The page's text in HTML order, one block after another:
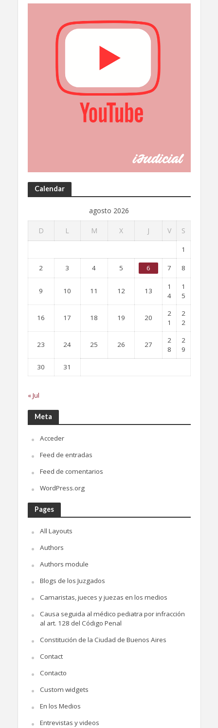
Calendar
agosto 2026
D L M X J V S
1
2 3 4 5 6 7 8
9 10 11 12 13
1
4
1
5
16 17 18 19 20
2
1
2
2
23 24 25 26 27
2
8
2
9
30
31
« Jul
Meta
Acceder
Feed de entradas
Feed de comentarios
WordPress.org
Pages
All Layouts
Authors
Authors module
Blogs de los Juzgados
Camaristas, jueces y juezas en los medios
Causa seguida al médico pediatra por infracción
al art. 128 del Código Penal
Constitución de la Ciudad de Buenos Aires
Contact
Contacto
Custom widgets
En los Medios
Entrevistas y videos